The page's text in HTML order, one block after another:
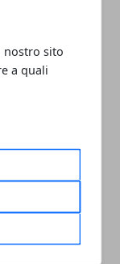
nostro sito
a quali
magro è
predisposto
nel breve
più